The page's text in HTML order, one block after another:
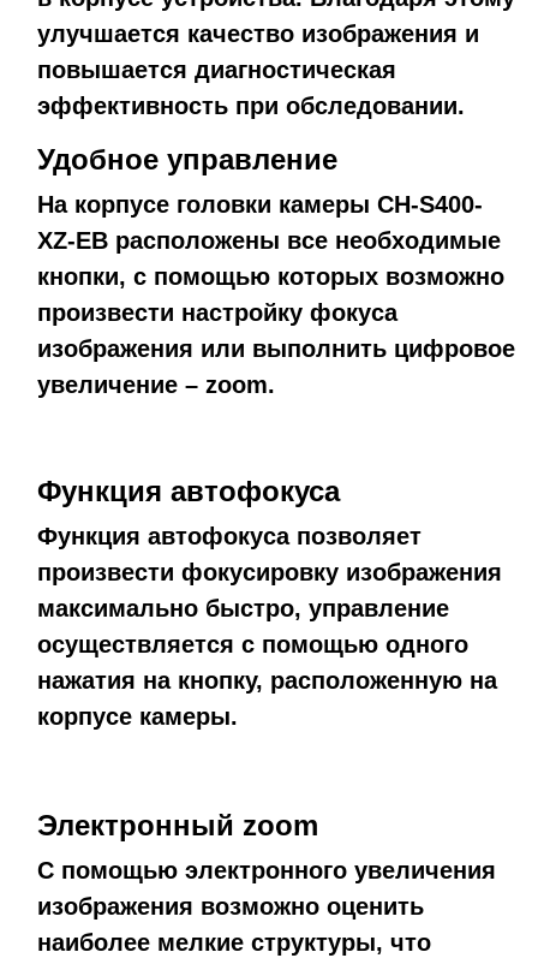
улучшается качество изображения и
повышается диагностическая
эффективность при обследовании.
Удобное управление
На корпусе головки камеры CH-S400-
XZ-EB расположены все необходимые
кнопки, с помощью которых возможно
произвести настройку фокуса
изображения или выполнить цифровое
увеличение – zoom.
Функция автофокуса
Функция автофокуса позволяет
произвести фокусировку изображения
максимально быстро, управление
осуществляется с помощью одного
нажатия на кнопку, расположенную на
корпусе камеры.
Электронный zoom
С помощью электронного увеличения
изображения возможно оценить
наиболее мелкие структуры, что